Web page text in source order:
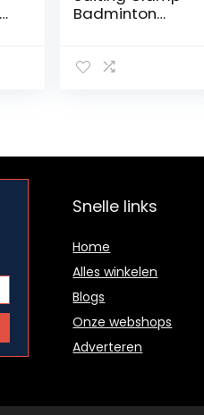
Badminton
hoofdracket
Snelle links
Home
Alles winkelen
Blogs
Onze webshops
Adverteren